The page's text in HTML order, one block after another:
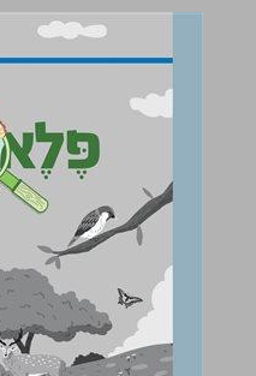
פלא טבע לכיתה ב מדריך למורה ... 0